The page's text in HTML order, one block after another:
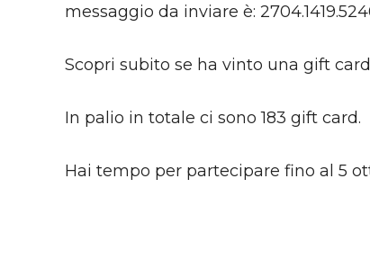
messaggio da inviare è:
Scopri subito se ha vinto una gift
In palio in totale ci sono 183 gift card.
Hai tempo per partecipare fino al 5